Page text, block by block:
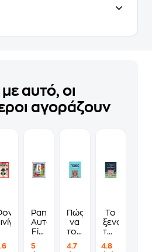
αυτό, οι
αγοράζουν
Panini
Αυτοκόλλητα
Fifa
Cup
5
Πώς
να
τους
να
4.7
Το
ξενοδοχείο
των
4.8